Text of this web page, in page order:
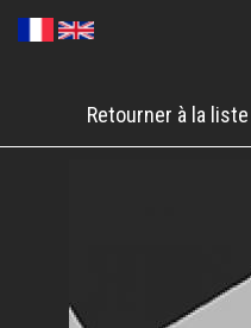
contenu
Retourner à la liste